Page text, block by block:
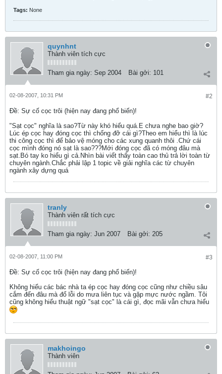
Tags: None
quynhnt
Thành viên tích cực
Tham gia ngày: Sep 2004 Bài gởi: 101
#2
02-08-2007, 10:31 PM
Ðề: Sự cố cọc trôi (hiện nay đang phổ biến)!
"Sạt cọc" nghĩa là sao?Từ này khó hiểu quá.E chưa nghe bao giờ?
Lúc ép cọc hay đóng cọc thì chống đỡ cái gì?Theo em hiểu thì là lúc
thi công cọc thì để bảo vệ móng cho các xung quanh thôi .Chứ cái
cọc mình đóng nó sạt là sao???Mới đóng cọc đã có móng đâu mà
sạt.Bó tay ko hiểu gì cả.Nhìn bài viết thấy toàn cao thủ trả lời toàn từ
chuyên ngành.Chắc phải lập 1 topic về giải nghĩa các từ chuyên
ngành xây dựng quá
tranly
Thành viên rất tích cực
Tham gia ngày: Jun 2007 Bài gởi: 205
#3
02-08-2007, 11:00 PM
Ðề: Sự cố cọc trôi (hiện nay đang phổ biến)!
Không hiểu các bác nhà ta ép cọc hay đóng cọc cũng như chiều sâu
cắm đến đâu mà đổ lỗi do mưa liên tục và gặp mực nước ngầm. Tôi
cũng không hiểu thuật ngữ "sạt cọc" là cái gì, đọc mãi vẫn chưa hiểu
makhoingo
Thành viên